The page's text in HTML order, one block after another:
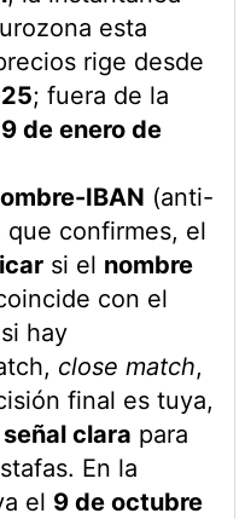
esta
rige desde
; fuera de la
9 de enero de
IBAN (anti-
confirmes, el
si el nombre
con el
hay
close match,
final es tuya,
señal clara para
En la
el 9 de octubre